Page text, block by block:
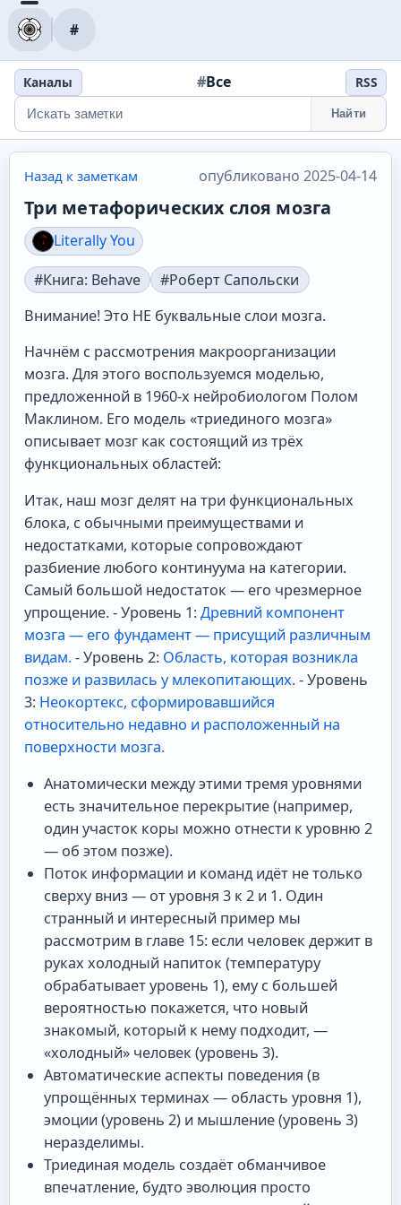
#
Каналы #Все RSS
Найти
Назад к заметкам опубликовано 2025-04-14
Три метафорических слоя мозга
Literally You
#Книга: Behave
#Роберт Сапольски
Внимание! Это НЕ буквальные слои мозга.
Начнём с рассмотрения макроорганизации
мозга. Для этого воспользуемся моделью,
предложенной в 1960‑х нейробиологом Полом
Маклином. Его модель «триединого мозга»
описывает мозг как состоящий из трёх
функциональных областей:
Итак, наш мозг делят на три функциональных
блока, с обычными преимуществами и
недостатками, которые сопровождают
разбиение любого континуума на категории.
Самый большой недостаток — его чрезмерное
упрощение. - Уровень 1: Древний компонент
мозга — его фундамент — присущий различным
видам.- Уровень 2: Область, которая возникла
позже и развилась у млекопитающих.- Уровень
3: Неокортекс, сформировавшийся
относительно недавно и расположенный на
поверхности мозга.
Анатомически между этими тремя уровнями
есть значительное перекрытие (например,
один участок коры можно отнести к уровню 2
— об этом позже).
Поток информации и команд идёт не только
сверху вниз — от уровня 3 к 2 и 1. Один
странный и интересный пример мы
рассмотрим в главе 15: если человек держит в
руках холодный напиток (температуру
обрабатывает уровень 1), ему с большей
вероятностью покажется, что новый
знакомый, который к нему подходит, —
«холодный» человек (уровень 3).
Автоматические аспекты поведения (в
упрощённых терминах — область уровня 1),
эмоции (уровень 2) и мышление (уровень 3)
неразделимы.
Триединая модель создаёт обманчивое
впечатление, будто эволюция просто